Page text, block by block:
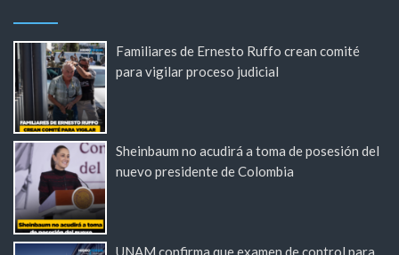
Familiares de Ernesto Ruffo crean comité
para vigilar proceso judicial
Sheinbaum no acudirá a toma de posesión del
nuevo presidente de Colombia
UNAM confirma que examen de control para